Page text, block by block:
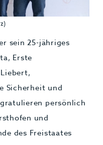
sein 25-jähriges
Erste
Sicherheit und
persönlich
und
des Freistaates